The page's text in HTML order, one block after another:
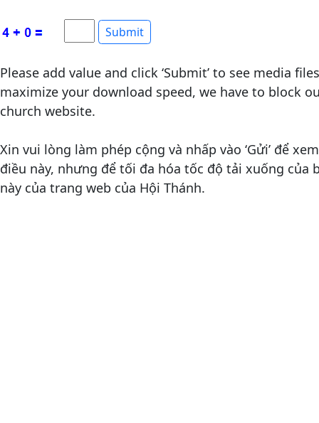
Please add value and click ‘Submit’ to see media
maximize your download speed, we have to block
church website.
Xin vui lòng làm phép cộng và nhấp vào ‘Gửi’ để
điều này, nhưng để tối đa hóa tốc độ tải xuống của
này của trang web của Hội Thánh.